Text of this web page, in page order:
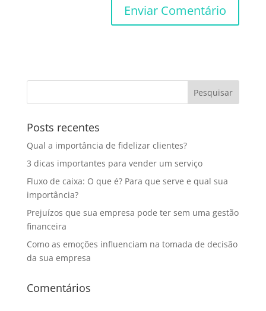
Posts recentes
Qual a importância de fidelizar clientes?
3 dicas importantes para vender um serviço
Fluxo de caixa: O que é? Para que serve e qual sua
importância?
Prejuízos que sua empresa pode ter sem uma gestão
financeira
Como as emoções influenciam na tomada de decisão
da sua empresa
Comentários